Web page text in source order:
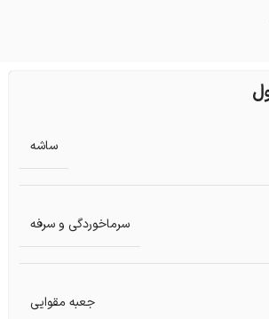
ساشه
سرماخوردگی و سرفه
جعبه مقوایی